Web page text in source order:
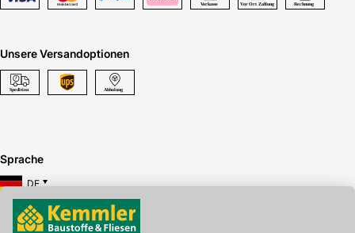
Wärmedämmwert Ug W/(m²K) nach DIN EN 673:
Wärmedämmwert Uw W/(m²K) nach DIN EN ISO
12567-2: Uw 1,2
Hersteller-Art.-Nr.: GDLSK193166
Unsere Versandoptionen
Sprache
DE